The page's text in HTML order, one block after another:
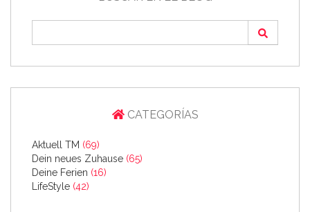
CATEGORÍAS
Aktuell TM (69)
Dein neues Zuhause (65)
Deine Ferien (16)
LifeStyle (42)